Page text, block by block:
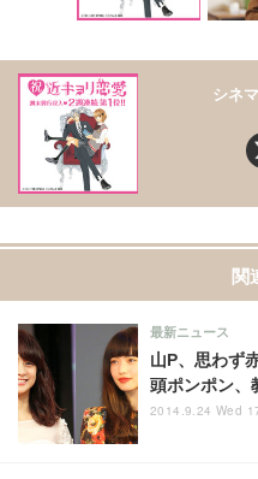
シネ
関
山P、思わず
頭ポンポン、
最新ニュース
2014.9.24 Wed